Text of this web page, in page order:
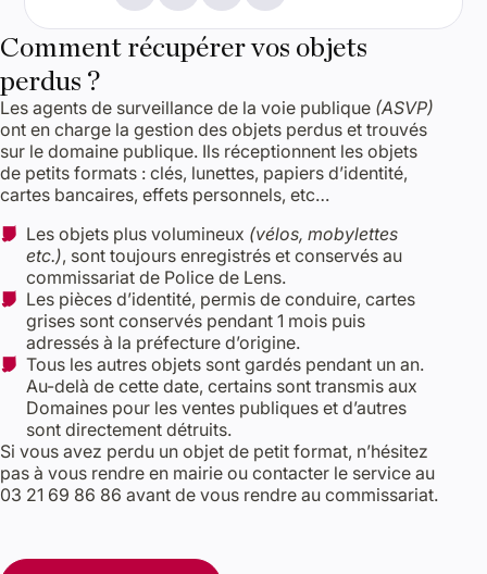
Comment récupérer vos objets
perdus ?
Les agents de surveillance de la voie publique (ASVP)
ont en charge la gestion des objets perdus et trouvés
sur le domaine publique. Ils réceptionnent les objets
de petits formats : clés, lunettes, papiers d’identité,
cartes bancaires, effets personnels, etc…
Les objets plus volumineux (vélos, mobylettes
etc.), sont toujours enregistrés et conservés au
commissariat de Police de Lens.
Les pièces d’identité, permis de conduire, cartes
grises sont conservés pendant 1 mois puis
adressés à la préfecture d’origine.
Tous les autres objets sont gardés pendant un an.
Au-delà de cette date, certains sont transmis aux
Domaines pour les ventes publiques et d’autres
sont directement détruits.
Si vous avez perdu un objet de petit format, n’hésitez
pas à vous rendre en mairie ou contacter le service au
03 21 69 86 86 avant de vous rendre au commissariat.